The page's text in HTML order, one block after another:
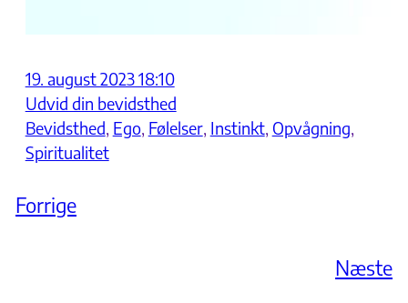
19. august 2023 18:10
Udvid din bevidsthed
Bevidsthed, Ego, Følelser, Instinkt, Opvågning
Spiritualitet
Forrige
Næste